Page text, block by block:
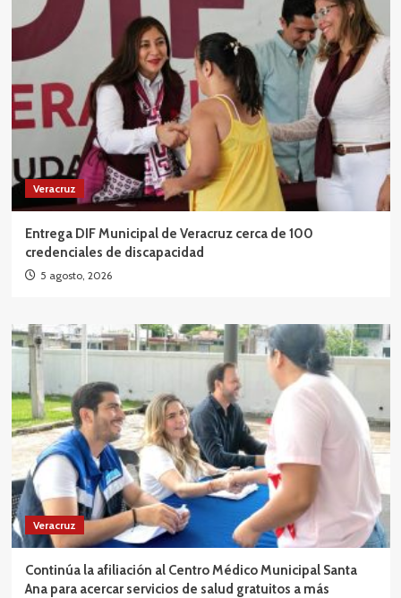
Veracruz
Entrega DIF Municipal de Veracruz cerca de 100
credenciales de discapacidad
5 agosto, 2026
Veracruz
Continúa la afiliación al Centro Médico Municipal Santa
Ana para acercar servicios de salud gratuitos a más